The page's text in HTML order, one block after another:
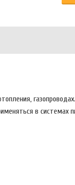
в системах